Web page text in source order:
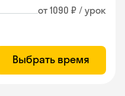
от 1090 ₽ / урок
Выбрать время